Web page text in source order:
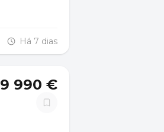
Há 7 dias
9 990 €